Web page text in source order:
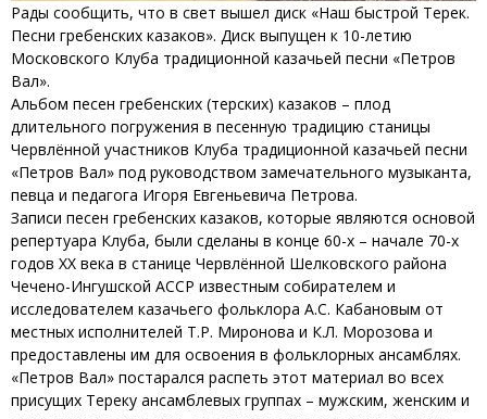
Рады сообщить, что в свет вышел диск «Наш быстрой Терек.
Песни гребенских казаков». Диск выпущен к 10-летию
Московского Клуба традиционной казачьей песни «Петров
Вал».
Альбом песен гребенских (терских) казаков – плод
длительного погружения в песенную традицию станицы
Червлённой участников Клуба традиционной казачьей песни
«Петров Вал» под руководством замечательного музыканта,
певца и педагога Игоря Евгеньевича Петрова.
Записи песен гребенских казаков, которые являются основой
репертуара Клуба, были сделаны в конце 60-х – начале 70-х
годов XX века в станице Червлённой Шелковского района
Чечено-Ингушской АССР известным собирателем и
исследователем казачьего фольклора А.С. Кабановым от
местных исполнителей Т.Р. Миронова и К.Л. Морозова и
предоставлены им для освоения в фольклорных ансамблях.
«Петров Вал» постарался распеть этот материал во всех
присущих Тереку ансамблевых группах – мужским, женским и